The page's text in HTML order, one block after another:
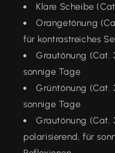
Klare Scheibe
Orangetönung
für kontrastreiches
Grautönung (Cat.
sonnige Tage
Grüntönung (Cat.
sonnige Tage
Grautönung (Cat.
polarisierend, für